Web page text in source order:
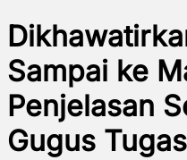
Sampai ke
Penjelasan
Gugus